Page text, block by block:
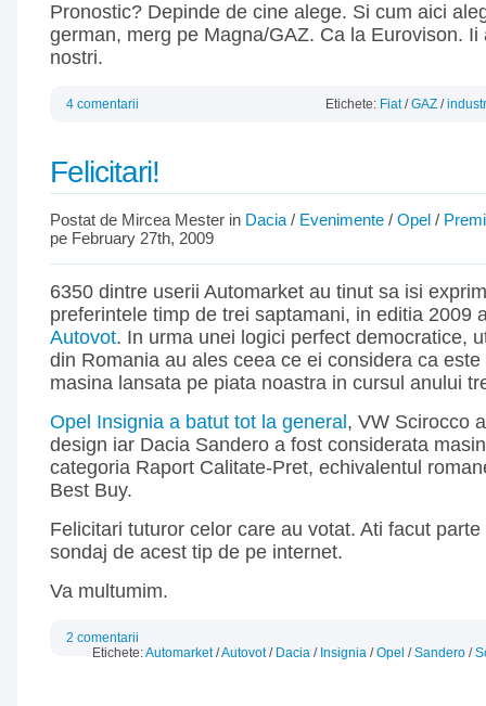
Pronostic? Depinde de cine alege. Si cum aici
german, merg pe Magna/GAZ. Ca la Eurovison. Ii
nostri.
4 comentarii Etichete: Fiat/GAZ /
Felicitari!
Postat de Mircea Mester in Dacia / Evenimente / Opel /
pe February 27th, 2009
6350 dintre userii Automarket au tinut sa isi
preferintele timp de trei saptamani, in editia 2009
Autovot. In urma unei logici perfect democratice,
din Romania au ales ceea ce ei considera ca
masina lansata pe piata noastra in cursul anului
Opel Insignia a batut tot la general , VW Scirocco
design iar Dacia Sandero a fost considerata
categoria Raport Calitate-Pret, echivalentul
Best Buy.
Felicitari tuturor celor care au votat. Ati facut
sondaj de acest tip de pe internet.
Va multumim.
2 comentarii
Etichete:Automarket/Autovot/ Dacia / Insignia /Opel /Sandero /